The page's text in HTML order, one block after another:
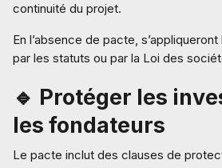
continuité du projet.
En l’absence de pacte,
par les statuts ou par la Loi des
🔹 Protéger les
les fondateurs
Le pacte inclut des clauses de